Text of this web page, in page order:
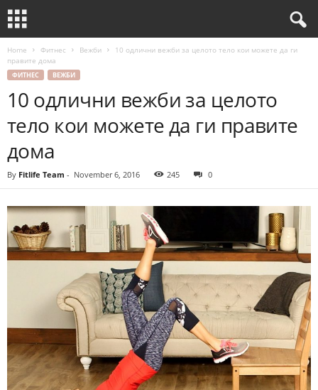
Home Фитнес Вежби
10 одлични вежби за целото тело кои можете да ги
правите дома
ФИТНЕС ВЕЖБИ
10 одлични вежби за целото
тело кои можете да ги правите
дома
By Fitlife Team - November 6, 2016 245 0